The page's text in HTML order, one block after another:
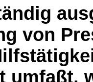
von
umfaßt,